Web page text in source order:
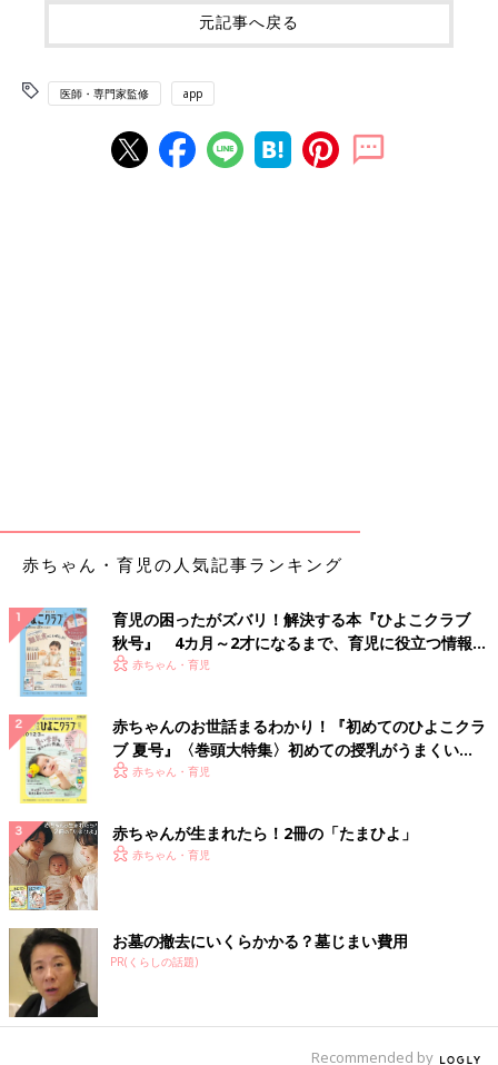
元記事へ戻る
医師・専門家監修 app
赤ちゃん・育児の人気記事ランキング
育児の困ったがズバリ！解決する本『ひよこクラブ
秋号』 4カ月～2才になるまで、育児に役立つ情報が
いっぱい！
赤ちゃん・育児
赤ちゃんのお世話まるわかり！『初めてのひよこクラ
ブ 夏号』〈巻頭大特集〉初めての授乳がうまくい
く！ おっぱい・ミルクの基本と夏のトラブル 解決テ
赤ちゃん・育児
赤ちゃんが生まれたら！2冊の「たまひよ」
赤ちゃん・育児
お墓の撤去にいくらかかる？墓じまい費用
PR(くらしの話題)
Recommended by